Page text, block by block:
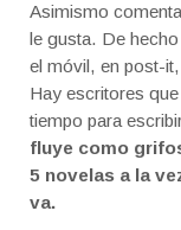
Asimismo
le gusta. De
el móvil, en post-
Hay escritores
tiempo para
fluye como
5 novelas a la
va.